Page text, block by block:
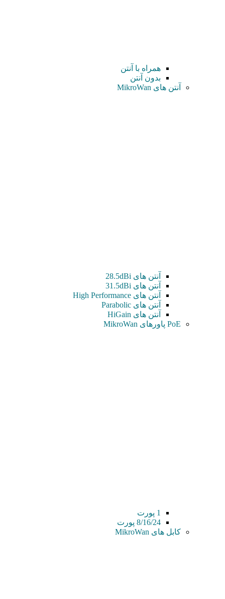
همراه با آنتن
بدون آنتن
آنتن های MikroWan
آنتن های 28.5dBi
آنتن های 31.5dBi
آنتن های High Performance
آنتن های Parabolic
آنتن های HiGain
PoE پاورهای MikroWan
1 پورت
8/16/24 پورت
کابل های MikroWan